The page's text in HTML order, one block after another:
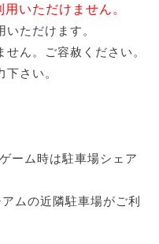
いただけません。
ただけます。
ん。ご容赦ください。
さい。
ーム時は駐車場シェア
ムの近隣駐車場がご利